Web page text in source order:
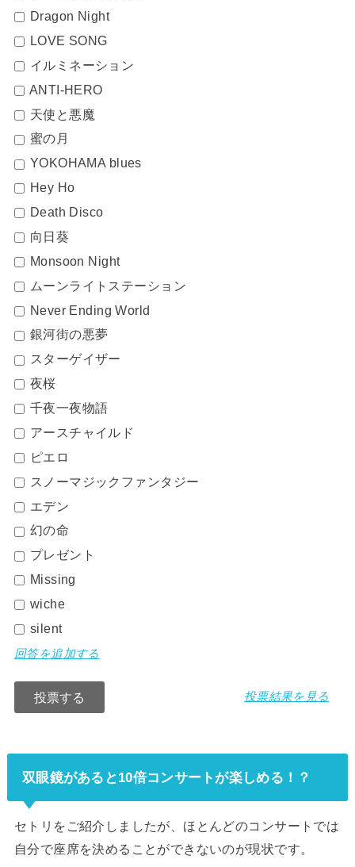
Dragon Night
LOVE SONG
イルミネーション
ANTI-HERO
天使と悪魔
蜜の月
YOKOHAMA blues
Hey Ho
Death Disco
向日葵
Monsoon Night
ムーンライトステーション
Never Ending World
銀河街の悪夢
スターゲイザー
夜桜
千夜一夜物語
アースチャイルド
ピエロ
スノーマジックファンタジー
エデン
幻の命
プレゼント
Missing
wiche
silent
回答を追加する
投票結果を見る
双眼鏡があると10倍コンサートが楽しめる！？
セトリをご紹介しましたが、ほとんどのコンサートでは
自分で座席を決めることができないのが現状です。